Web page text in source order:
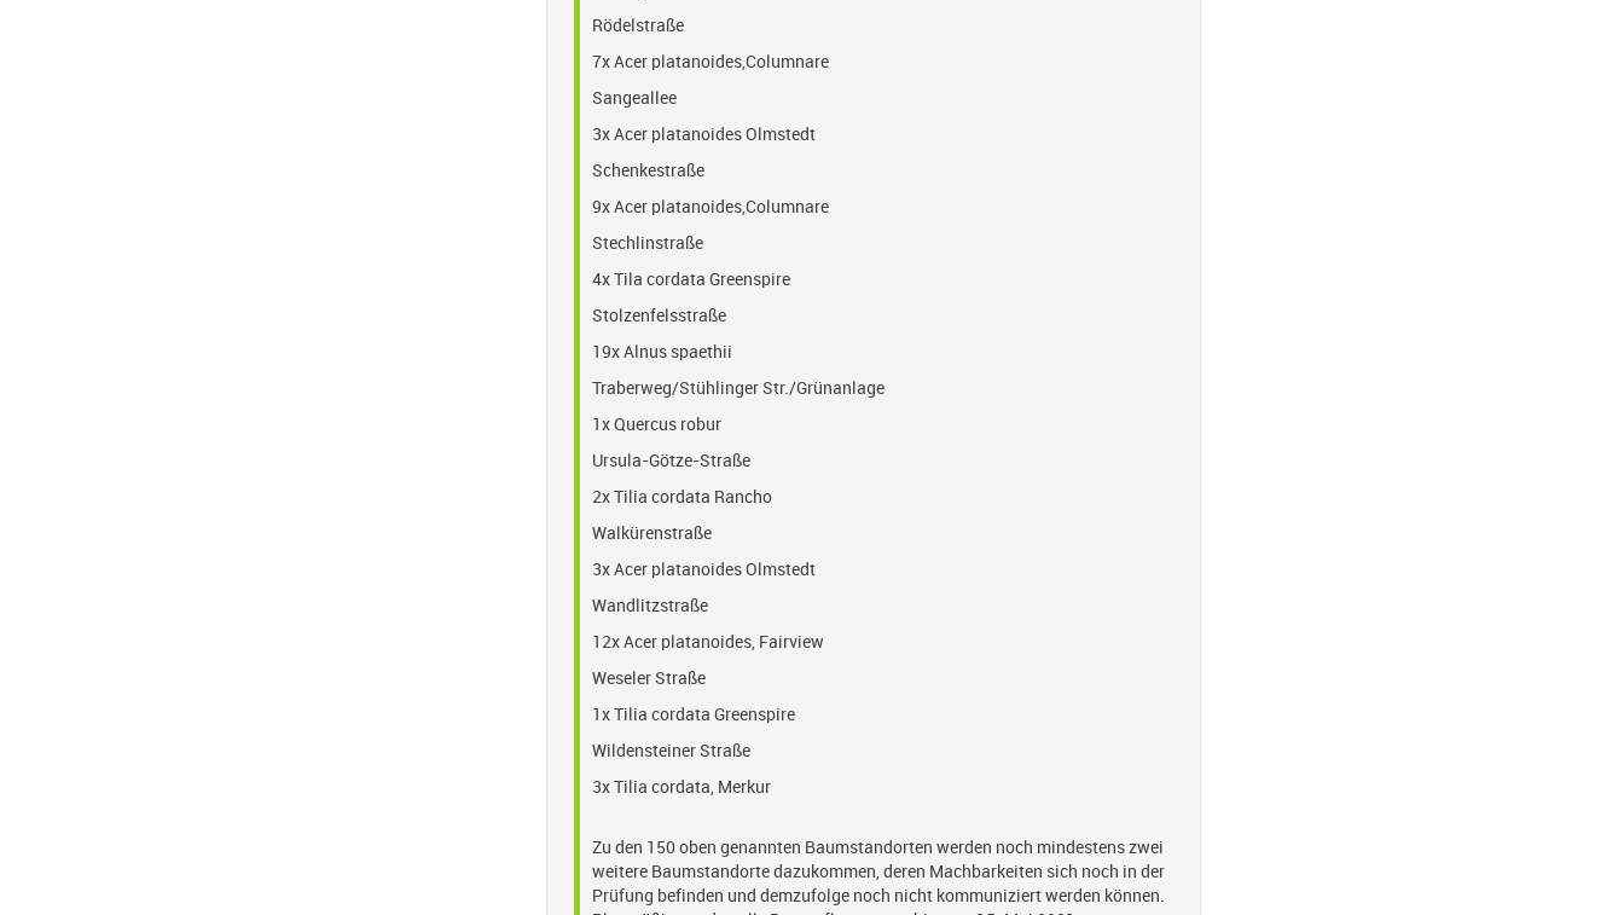
Rödelstraße
7x Acer platanoides,Columnare
Sangeallee
3x Acer platanoides Olmstedt
Schenkestraße
9x Acer platanoides,Columnare
Stechlinstraße
4x Tila cordata Greenspire
Stolzenfelsstraße
19x Alnus spaethii
Traberweg/Stühlinger Str./Grünanlage
1x Quercus robur
Ursula-Götze-Straße
2x Tilia cordata Rancho
Walkürenstraße
3x Acer platanoides Olmstedt
Wandlitzstraße
12x Acer platanoides, Fairview
Weseler Straße
1x Tilia cordata Greenspire
Wildensteiner Straße
3x Tilia cordata, Merkur
Zu den 150 oben genannten Baumstandorten werden noch mindestens zwei
weitere Baumstandorte dazukommen, deren Machbarkeiten sich noch in der
Prüfung befinden und demzufolge noch nicht kommuniziert werden können.